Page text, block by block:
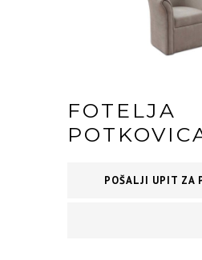
FOTELJA
POŠALJI UPIT ZA